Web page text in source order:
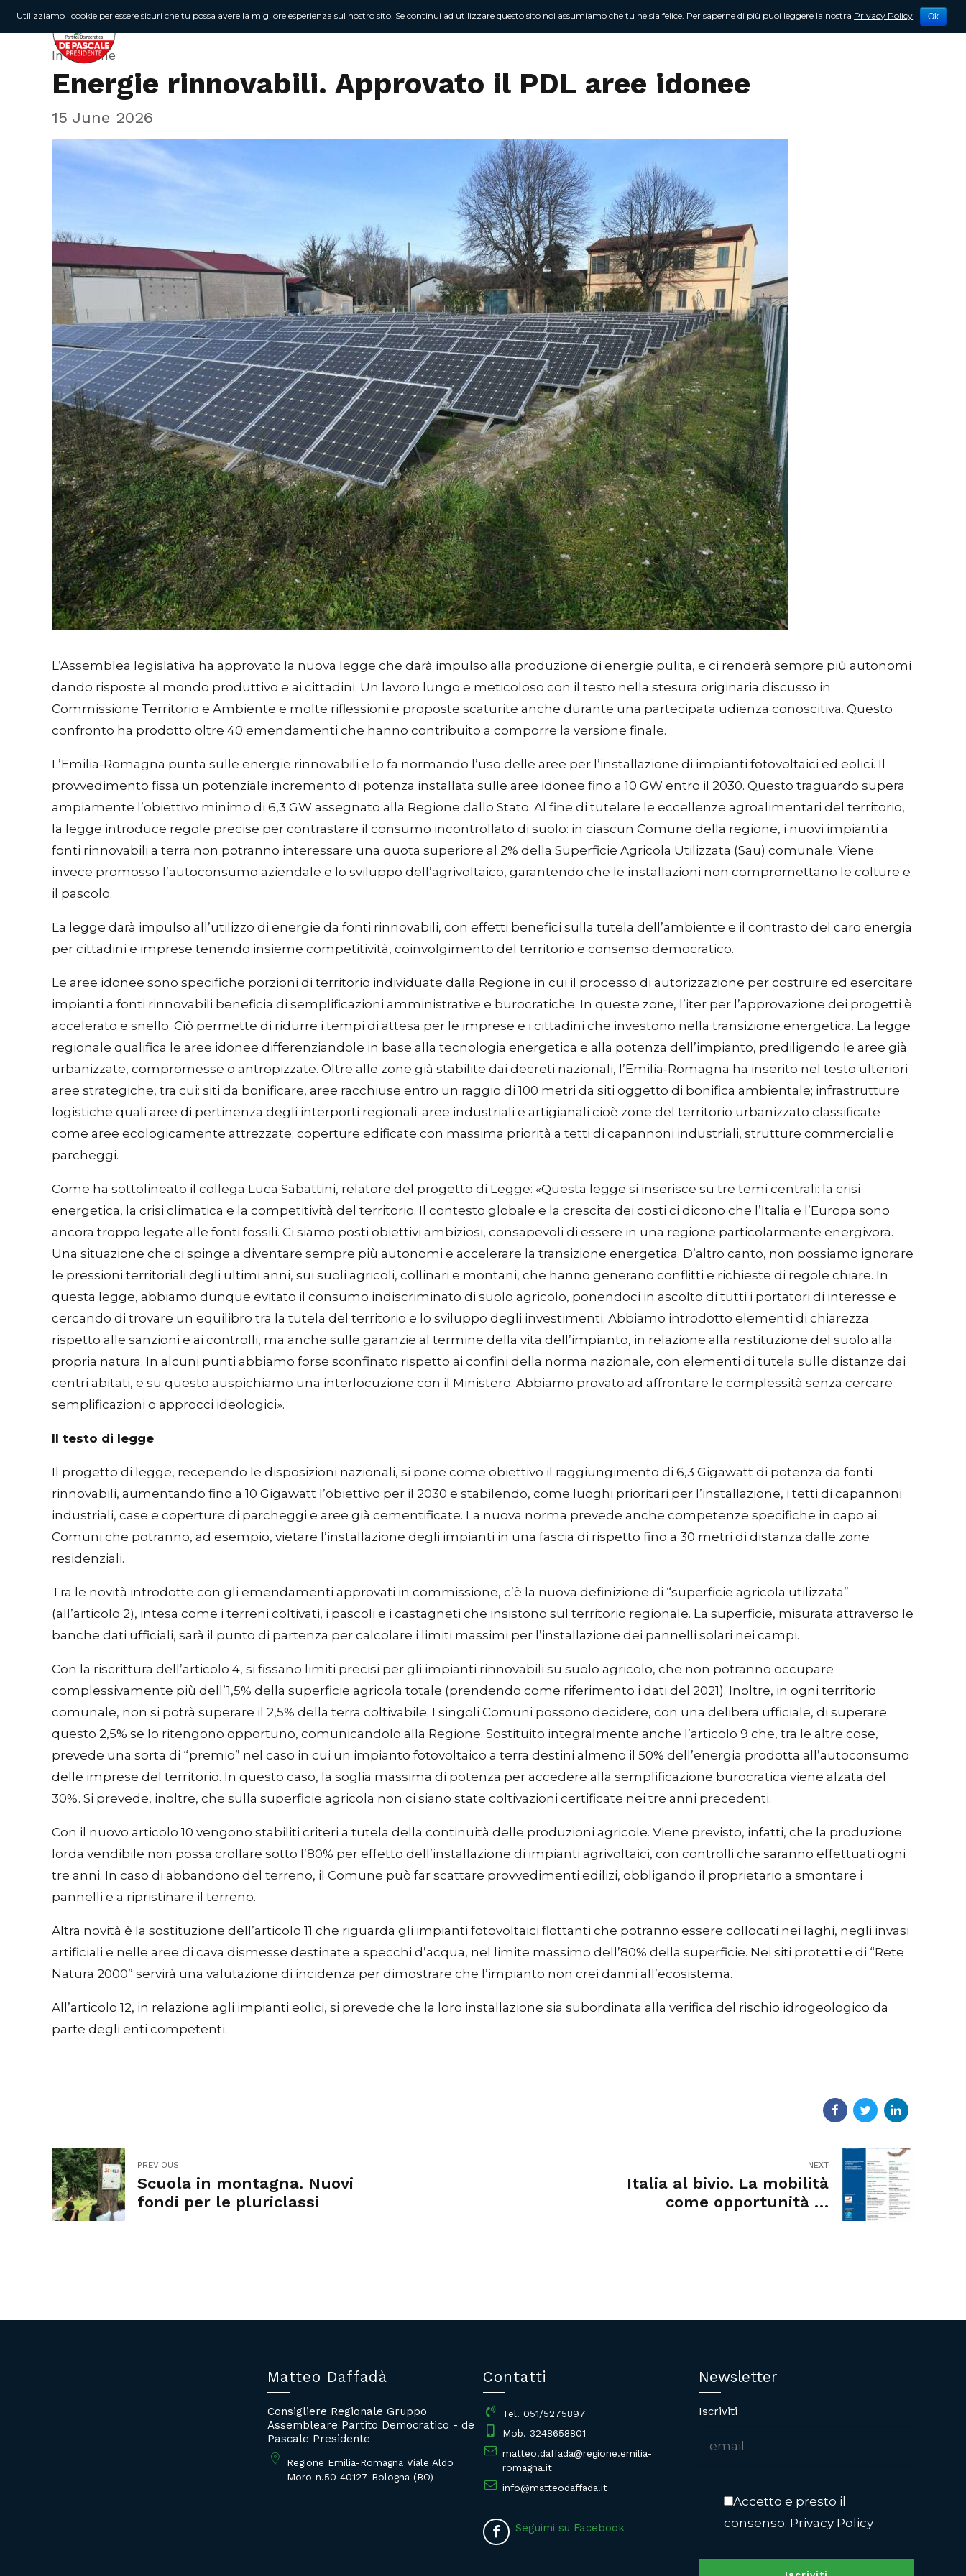
Chi sono Attività Newsletter Contattami
In Regione
Energie rinnovabili. Approvato il PDL aree idonee
15 June 2026
L’Assemblea legislativa ha approvato la nuova legge che darà impulso alla produzione di energie pulita, e ci renderà sempre più autonomi
dando risposte al mondo produttivo e ai cittadini. Un lavoro lungo e meticoloso con il testo nella stesura originaria discusso in
Commissione Territorio e Ambiente e molte riflessioni e proposte scaturite anche durante una partecipata udienza conoscitiva. Questo
confronto ha prodotto oltre 40 emendamenti che hanno contribuito a comporre la versione finale.
L’Emilia-Romagna punta sulle energie rinnovabili e lo fa normando l’uso delle aree per l’installazione di impianti fotovoltaici ed eolici. Il
provvedimento fissa un potenziale incremento di potenza installata sulle aree idonee fino a 10 GW entro il 2030. Questo traguardo supera
ampiamente l’obiettivo minimo di 6,3 GW assegnato alla Regione dallo Stato. Al fine di tutelare le eccellenze agroalimentari del territorio,
la legge introduce regole precise per contrastare il consumo incontrollato di suolo: in ciascun Comune della regione, i nuovi impianti a
fonti rinnovabili a terra non potranno interessare una quota superiore al 2% della Superficie Agricola Utilizzata (Sau) comunale. Viene
invece promosso l’autoconsumo aziendale e lo sviluppo dell’agrivoltaico, garantendo che le installazioni non compromettano le colture e
il pascolo.
La legge darà impulso all’utilizzo di energie da fonti rinnovabili, con effetti benefici sulla tutela dell’ambiente e il contrasto del caro energia
per cittadini e imprese tenendo insieme competitività, coinvolgimento del territorio e consenso democratico.
Le aree idonee sono specifiche porzioni di territorio individuate dalla Regione in cui il processo di autorizzazione per costruire ed esercitare
impianti a fonti rinnovabili beneficia di semplificazioni amministrative e burocratiche. In queste zone, l’iter per l’approvazione dei progetti è
accelerato e snello. Ciò permette di ridurre i tempi di attesa per le imprese e i cittadini che investono nella transizione energetica. La legge
regionale qualifica le aree idonee differenziandole in base alla tecnologia energetica e alla potenza dell’impianto, prediligendo le aree già
urbanizzate, compromesse o antropizzate. Oltre alle zone già stabilite dai decreti nazionali, l’Emilia-Romagna ha inserito nel testo ulteriori
aree strategiche, tra cui: siti da bonificare, aree racchiuse entro un raggio di 100 metri da siti oggetto di bonifica ambientale; infrastrutture
logistiche quali aree di pertinenza degli interporti regionali; aree industriali e artigianali cioè zone del territorio urbanizzato classificate
come aree ecologicamente attrezzate; coperture edificate con massima priorità a tetti di capannoni industriali, strutture commerciali e
parcheggi.
Come ha sottolineato il collega Luca Sabattini, relatore del progetto di Legge: «Questa legge si inserisce su tre temi centrali: la crisi
energetica, la crisi climatica e la competitività del territorio. Il contesto globale e la crescita dei costi ci dicono che l’Italia e l’Europa sono
ancora troppo legate alle fonti fossili. Ci siamo posti obiettivi ambiziosi, consapevoli di essere in una regione particolarmente energivora.
Una situazione che ci spinge a diventare sempre più autonomi e accelerare la transizione energetica. D’altro canto, non possiamo ignorare
le pressioni territoriali degli ultimi anni, sui suoli agricoli, collinari e montani, che hanno generano conflitti e richieste di regole chiare. In
questa legge, abbiamo dunque evitato il consumo indiscriminato di suolo agricolo, ponendoci in ascolto di tutti i portatori di interesse e
cercando di trovare un equilibro tra la tutela del territorio e lo sviluppo degli investimenti. Abbiamo introdotto elementi di chiarezza
rispetto alle sanzioni e ai controlli, ma anche sulle garanzie al termine della vita dell’impianto, in relazione alla restituzione del suolo alla
propria natura. In alcuni punti abbiamo forse sconfinato rispetto ai confini della norma nazionale, con elementi di tutela sulle distanze dai
centri abitati, e su questo auspichiamo una interlocuzione con il Ministero. Abbiamo provato ad affrontare le complessità senza cercare
semplificazioni o approcci ideologici».
Il testo di legge
Il progetto di legge, recependo le disposizioni nazionali, si pone come obiettivo il raggiungimento di 6,3 Gigawatt di potenza da fonti
rinnovabili, aumentando fino a 10 Gigawatt l’obiettivo per il 2030 e stabilendo, come luoghi prioritari per l’installazione, i tetti di capannoni
industriali, case e coperture di parcheggi e aree già cementificate. La nuova norma prevede anche competenze specifiche in capo ai
Comuni che potranno, ad esempio, vietare l’installazione degli impianti in una fascia di rispetto fino a 30 metri di distanza dalle zone
residenziali.
Tra le novità introdotte con gli emendamenti approvati in commissione, c’è la nuova definizione di “superficie agricola utilizzata”
(all’articolo 2), intesa come i terreni coltivati, i pascoli e i castagneti che insistono sul territorio regionale. La superficie, misurata attraverso le
banche dati ufficiali, sarà il punto di partenza per calcolare i limiti massimi per l’installazione dei pannelli solari nei campi.
Con la riscrittura dell’articolo 4, si fissano limiti precisi per gli impianti rinnovabili su suolo agricolo, che non potranno occupare
complessivamente più dell’1,5% della superficie agricola totale (prendendo come riferimento i dati del 2021). Inoltre, in ogni territorio
comunale, non si potrà superare il 2,5% della terra coltivabile. I singoli Comuni possono decidere, con una delibera ufficiale, di superare
questo 2,5% se lo ritengono opportuno, comunicandolo alla Regione. Sostituito integralmente anche l’articolo 9 che, tra le altre cose,
prevede una sorta di “premio” nel caso in cui un impianto fotovoltaico a terra destini almeno il 50% dell’energia prodotta all’autoconsumo
delle imprese del territorio. In questo caso, la soglia massima di potenza per accedere alla semplificazione burocratica viene alzata del
30%. Si prevede, inoltre, che sulla superficie agricola non ci siano state coltivazioni certificate nei tre anni precedenti.
Con il nuovo articolo 10 vengono stabiliti criteri a tutela della continuità delle produzioni agricole. Viene previsto, infatti, che la produzione
lorda vendibile non possa crollare sotto l’80% per effetto dell’installazione di impianti agrivoltaici, con controlli che saranno effettuati ogni
tre anni. In caso di abbandono del terreno, il Comune può far scattare provvedimenti edilizi, obbligando il proprietario a smontare i
pannelli e a ripristinare il terreno.
Altra novità è la sostituzione dell’articolo 11 che riguarda gli impianti fotovoltaici flottanti che potranno essere collocati nei laghi, negli invasi
artificiali e nelle aree di cava dismesse destinate a specchi d’acqua, nel limite massimo dell’80% della superficie. Nei siti protetti e di “Rete
Natura 2000” servirà una valutazione di incidenza per dimostrare che l’impianto non crei danni all’ecosistema.
All’articolo 12, in relazione agli impianti eolici, si prevede che la loro installazione sia subordinata alla verifica del rischio idrogeologico da
parte degli enti competenti.
PREVIOUS
Scuola in montagna. Nuovi
fondi per le pluriclassi
NEXT
Italia al bivio. La mobilità
come opportunità di
Matteo Daffadà
Consigliere Regionale Gruppo
Assembleare Partito Democratico - de
Pascale Presidente
Regione Emilia-Romagna Viale Aldo
Moro n.50 40127 Bologna (BO)
Contatti
Tel. 051/5275897
Mob. 3248658801
matteo.daffada@regione.emilia-
romagna.it
info@matteodaffada.it
Seguimi su Facebook
Newsletter
Iscriviti
Accetto e presto il
consenso. Privacy Policy
Utilizziamo i cookie per essere sicuri che tu possa avere la migliore esperienza sul nostro sito. Se continui ad utilizzare questo sito noi assumiamo che tu ne sia felice. Per saperne di più puoi leggere la nostra Privacy Policy Ok